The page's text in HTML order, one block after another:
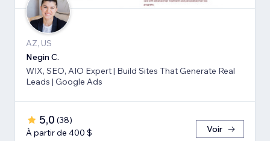
AZ, US
Negin C.
WIX, SEO, AIO Expert | Build Sites That Generate Real
Leads | Google Ads
5,0 (38)
À partir de 400 $
Voir